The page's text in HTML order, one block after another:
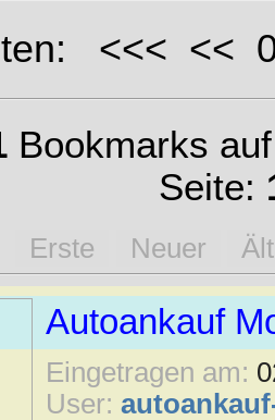
<<< <<
Bookmarks
Seite:
Erste Neuer
Autoankauf
Eingetragen am:
User: